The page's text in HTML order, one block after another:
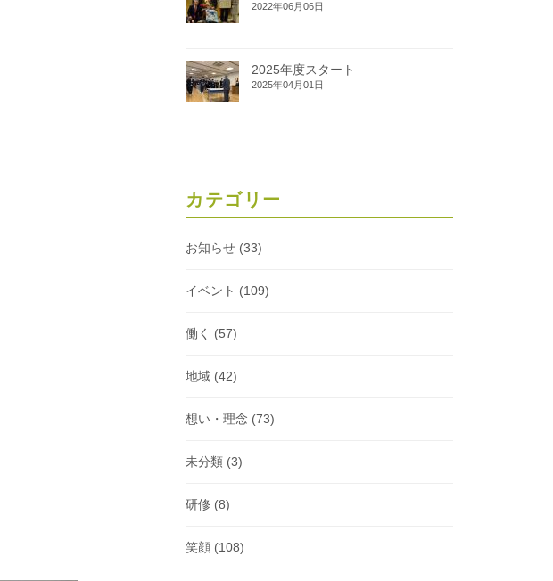
2022年06月06日
2025年度スタート
2025年04月01日
カテゴリー
お知らせ (33)
イベント (109)
働く (57)
地域 (42)
想い・理念 (73)
未分類 (3)
研修 (8)
笑顔 (108)